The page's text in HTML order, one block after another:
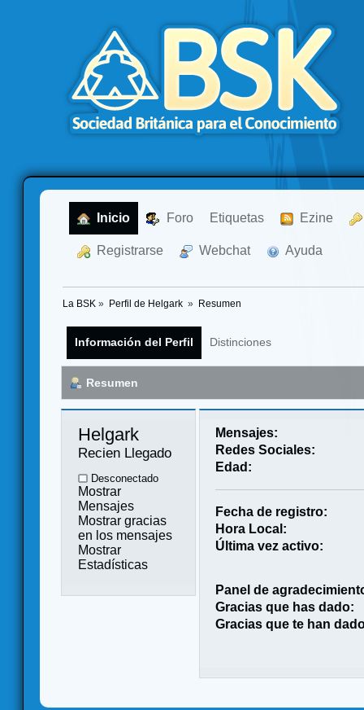
Inicio Foro Etiquetas Ezine
Registrarse Webchat Ayuda
La BSK » Perfil de Helgark » Resumen
Información del Perfil Distinciones
Resumen
Helgark
Recien Llegado
Desconectado
Mostrar
Mensajes
Mostrar gracias
en los mensajes
Mostrar
Estadísticas
Mensajes:
Redes Sociales:
Edad:
Fecha de registro:
Hora Local:
Última vez activo:
Panel de
Gracias que has dado:
Gracias que te han